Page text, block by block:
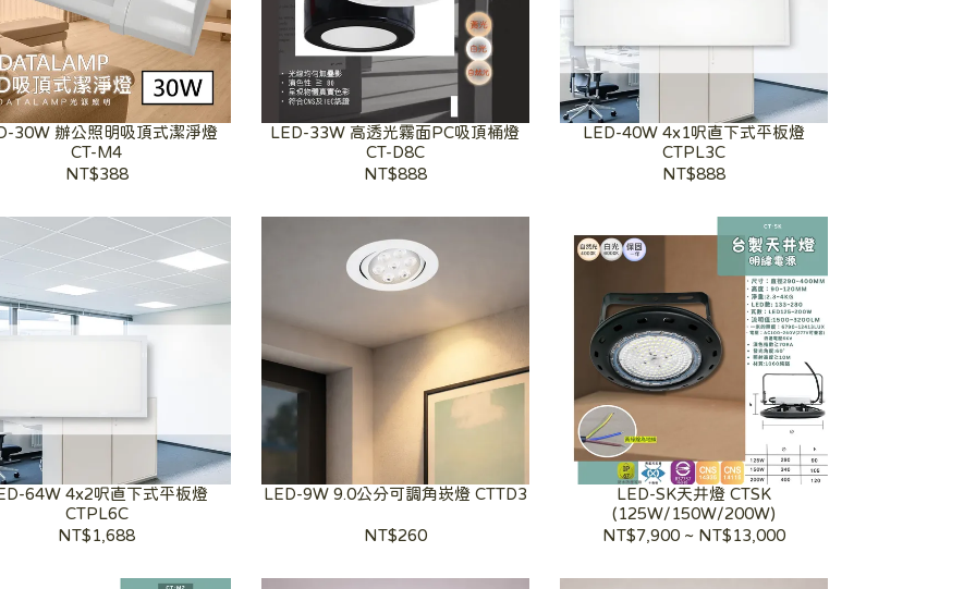
30W 辦公照明吸頂式潔淨燈
CT-M4
NT$388
LED-33W 高透光霧面PC吸頂桶燈
CT-D8C
NT$888
LED-40W 4x1呎直下式平板燈
CTPL3C
NT$888
64W 4x2呎直下式平板燈
CTPL6C
NT$1,688
LED-9W 9.0公分可調角崁燈 CTTD3
NT$260
LED-SK天井燈 CTSK
(125W/150W/200W)
NT$7,900~ NT$13,000